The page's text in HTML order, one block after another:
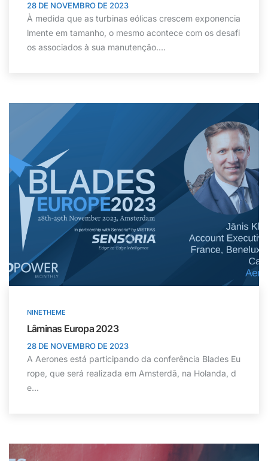
28 DE NOVEMBRO DE 2023
À medida que as turbinas eólicas crescem exponencia
lmente em tamanho, o mesmo acontece com os desafi
os associados à sua manutenção....
NINETHEME
Lâminas Europa 2023
28 DE NOVEMBRO DE 2023
A Aerones está participando da conferência Blades Eu
rope, que será realizada em Amsterdã, na Holanda, d
e...